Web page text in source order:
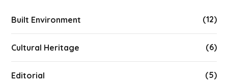
Built Environment (12)
Cultural Heritage (6)
Editorial (5)